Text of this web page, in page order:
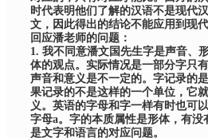
时代表明他们了解的汉语不是现代
文，因此得出的结论不能应用到现
回应潘老师的问题：
1. 我不同意潘文国先生字是声音、
体的观点。实际情况是一部分字只
声音和意义是不一定的。字记录的
果记录的不是这样的一个单位，它
义。英语的字母和字一样有时也可
字母a。字的本质属性是形体，有没
是文字和语言的对应问题。